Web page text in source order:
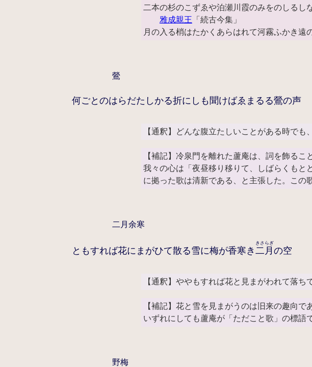
二本の杉のこずゑや泊瀬川霞のみをのしるし
雅成親王 「続古今集」
月の入る梢はたかくあらはれて河霧ふかき遠
鶯
何ごとのはらだたしかる折にしも聞けばゑまるる鶯の声
【通釈】どんな腹立たしいことがある時でも
【補記】冷泉門を離れた蘆庵は、詞を飾る
我々の心は「夜昼移り移りて、しばらくもと
に拠った歌は清新である、と主張した。この
二月余寒
ともすれば花にまがひて散る雪に梅が香寒き二月
きさらぎ
の空
【通釈】ややもすれば花と見まがわれて落
【補記】花と雪を見まがうのは旧来の趣向
いずれにしても蘆庵が「ただこと歌」の標語
野梅